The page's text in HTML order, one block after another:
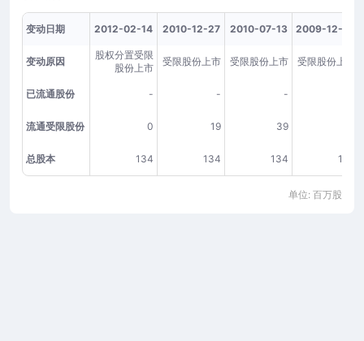
变动日期 2012-02-14 2010-12-27 2010-07-13 2009-12-28
变动原因
股权分置受限
股份上市
受限股份上市 受限股份上市 受限股份上市
已流通股份 - - -
流通受限股份 0 19 39
总股本 134 134 134 134
单位: 百万股